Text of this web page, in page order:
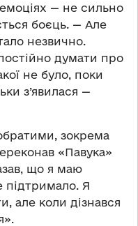
— не сильно
боєць. — Але
незвично.
думати про
не було, поки
з’явилася —
зокрема
«Павука»
що я маю
Я
але коли дізнався